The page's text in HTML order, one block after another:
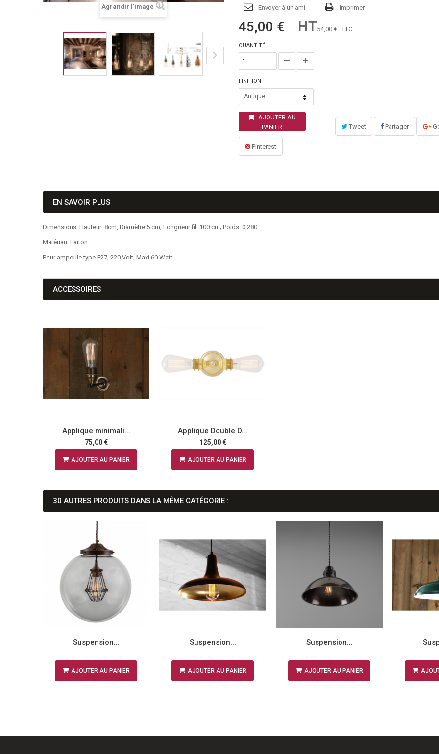
Agrandir l'image Envoyer à un ami Imprimer
45,00 € HT54,00 €TTC
QUANTITÉ
FINITION
Antique
AJOUTER AU
PANIER
Tweet Partager
Pinterest
EN SAVOIR PLUS
Dimensions: Hauteur: 8cm, Diamètre 5 cm; Longueur fil: 100 cm; Poids: 0,280
Matériau: Laiton
Pour ampoule type E27, 220 Volt, Maxi 60 Watt
ACCESSOIRES
Applique minimali...
75,00 €
AJOUTER AU PANIER
Applique Double D...
125,00 €
AJOUTER AU PANIER
30 AUTRES PRODUITS DANS LA MÊME CATÉGORIE :
Suspension...
AJOUTER AU PANIER
Suspension...
AJOUTER AU PANIER
Suspension...
AJOUTER AU PANIER